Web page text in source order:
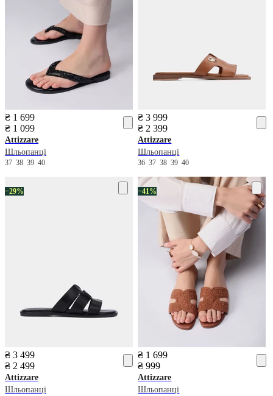
₴ 1 699
₴ 1 099
Attizzare
Шльопанці
37 38 39 40
₴ 3 999
₴ 2 399
Attizzare
Шльопанці
3637383940
−29%
₴ 3 499
₴ 2 499
Attizzare
Шльопанці
−41%
₴ 1 699
₴ 999
Attizzare
Шльопанці